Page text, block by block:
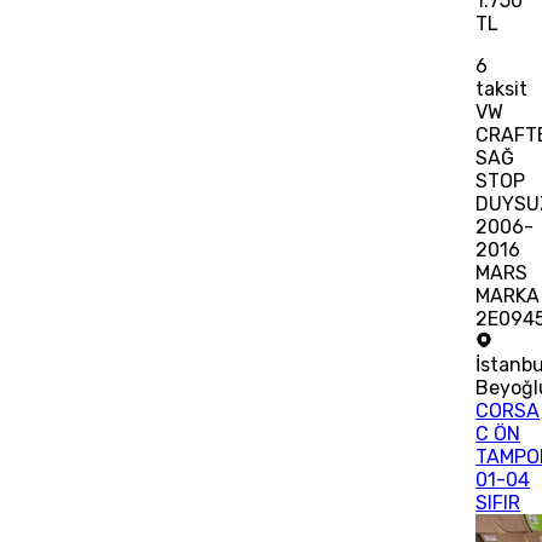
TL
6
taksit
VW
SAĞ
STOP
2006-
2016
MARS
MARKA
CORSA
C ÖN
01-04
SIFIR